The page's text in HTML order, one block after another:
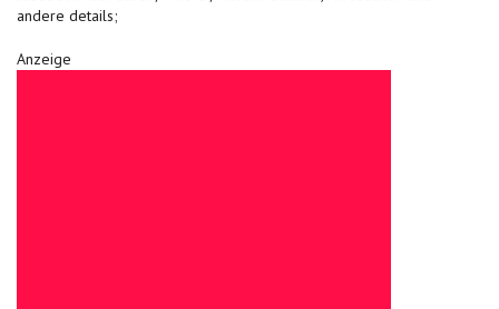
andere details;
Anzeige